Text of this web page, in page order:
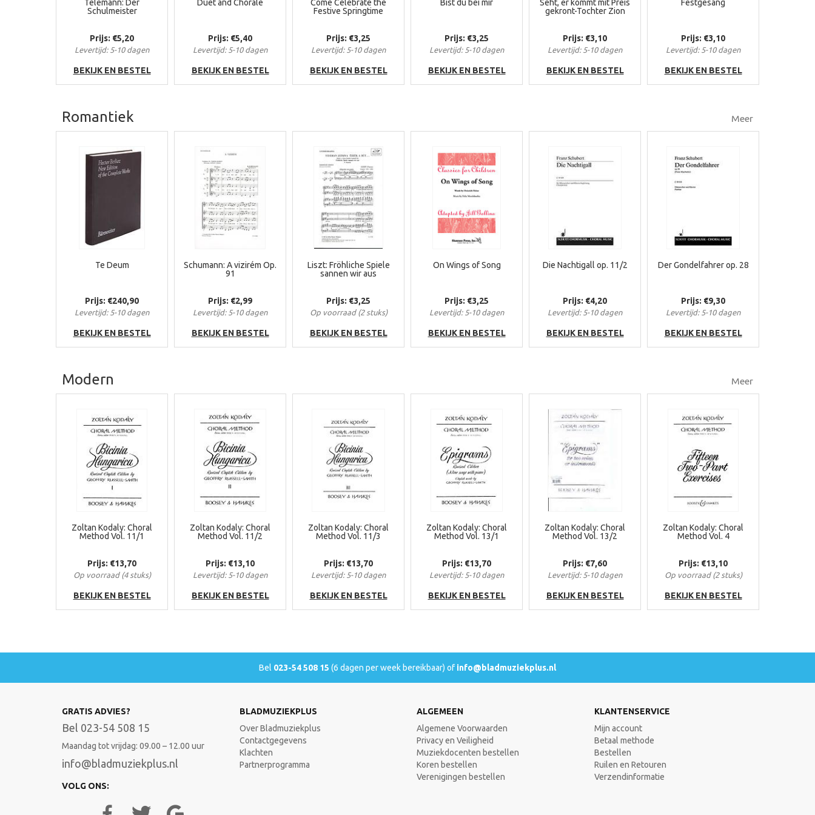
Telemann: Der
Schulmeister
Prijs: €5,20
Levertijd: 5-10 dagen
BEKIJK EN BESTEL
Duet and Chorale
Prijs: €5,40
Levertijd: 5-10 dagen
BEKIJK EN BESTEL
Come Celebrate the
Festive Springtime
Prijs: €3,25
Levertijd: 5-10 dagen
BEKIJK EN BESTEL
Bist du bei mir
Prijs: €3,25
Levertijd: 5-10 dagen
BEKIJK EN BESTEL
Seht, er kommt mit Preis
gekront-Tochter Zion
Prijs: €3,10
Levertijd: 5-10 dagen
BEKIJK EN BESTEL
Festgesang
Prijs: €3,10
Levertijd: 5-10 dagen
BEKIJK EN BESTEL
Meer
Romantiek
Te Deum
Prijs: €240,90
Levertijd: 5-10 dagen
BEKIJK EN BESTEL
Schumann: A vizirém Op.
91
Prijs: €2,99
Levertijd: 5-10 dagen
BEKIJK EN BESTEL
Liszt: Fröhliche Spiele
sannen wir aus
Prijs: €3,25
Op voorraad (2 stuks)
BEKIJK EN BESTEL
On Wings of Song
Prijs: €3,25
Levertijd: 5-10 dagen
BEKIJK EN BESTEL
Die Nachtigall op. 11/2
Prijs: €4,20
Levertijd: 5-10 dagen
BEKIJK EN BESTEL
Der Gondelfahrer op. 28
Prijs: €9,30
Levertijd: 5-10 dagen
BEKIJK EN BESTEL
Meer
Modern
Zoltan Kodaly: Choral
Method Vol. 11/1
Prijs: €13,70
Op voorraad (4 stuks)
BEKIJK EN BESTEL
Zoltan Kodaly: Choral
Method Vol. 11/2
Prijs: €13,10
Levertijd: 5-10 dagen
BEKIJK EN BESTEL
Zoltan Kodaly: Choral
Method Vol. 11/3
Prijs: €13,70
Levertijd: 5-10 dagen
BEKIJK EN BESTEL
Zoltan Kodaly: Choral
Method Vol. 13/1
Prijs: €13,70
Levertijd: 5-10 dagen
BEKIJK EN BESTEL
Zoltan Kodaly: Choral
Method Vol. 13/2
Prijs: €7,60
Levertijd: 5-10 dagen
BEKIJK EN BESTEL
Zoltan Kodaly: Choral
Method Vol. 4
Prijs: €13,10
Op voorraad (2 stuks)
BEKIJK EN BESTEL
Bel 023-54 508 15 (6 dagen per week bereikbaar) of info@bladmuziekplus.nl
GRATIS ADVIES?
Bel 023-54 508 15
Maandag tot vrijdag: 09.00 – 12.00 uur
info@bladmuziekplus.nl
VOLG ONS:
BLADMUZIEKPLUS
Over Bladmuziekplus
Contactgegevens
Klachten
Partnerprogramma
ALGEMEEN
Algemene Voorwaarden
Privacy en Veiligheid
Muziekdocenten bestellen
Koren bestellen
Verenigingen bestellen
KLANTENSERVICE
Mijn account
Betaal methode
Bestellen
Ruilen en Retouren
Verzendinformatie